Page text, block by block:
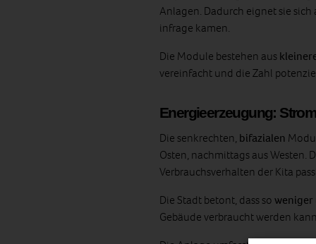
Anlagen. Dadurch eignet sie
infrage kamen.
Die Module bestehen aus
vereinfacht und die Zahl
Energieerzeugung:
Die senkrechten, bifazialen
Osten, nachmittags aus Westen.
Verbrauchsverhalten der Kita
Die Stadt betont, dass so
Gebäude verbraucht werden